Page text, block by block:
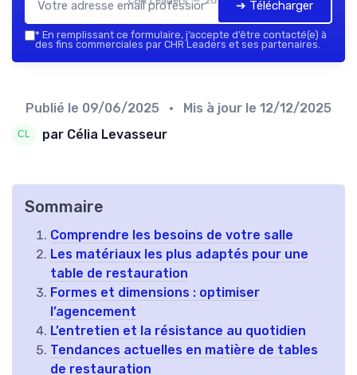
➔ Télécharger
* En remplissant ce formulaire, j’accepte d’être contacté(e) à
des fins commerciales par CHR Leaders et ses partenaires.
Publié le 09/06/2025 • Mis à jour le 12/12/2025
par Célia Levasseur
Sommaire
Comprendre les besoins de votre salle
Les matériaux les plus adaptés pour une
table de restauration
Formes et dimensions : optimiser
l’agencement
L’entretien et la résistance au quotidien
Tendances actuelles en matière de tables
de restauration